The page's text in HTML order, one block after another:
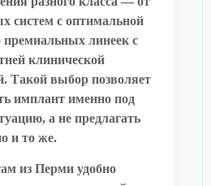
систем с оптимальной
премиальных линеек с
клинической
Такой выбор позволяет
имплант именно под
а не предлагать
и то же.
из Перми удобно